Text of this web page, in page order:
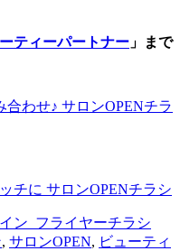
ティーパートナー 」まで
わせ♪ サロンOPENチラ
チに サロンOPENチラシ
ン_フライヤーチラシ
, サロンOPEN, ビューティ